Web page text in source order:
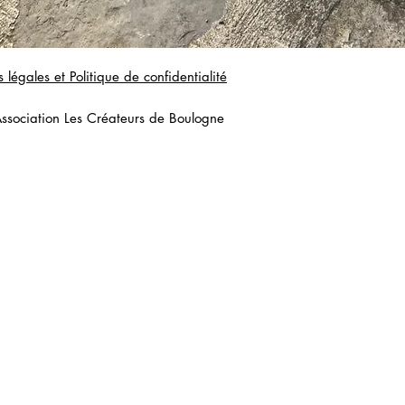
légales et Politique de confidentialité​
Les Créateurs de Boulogne